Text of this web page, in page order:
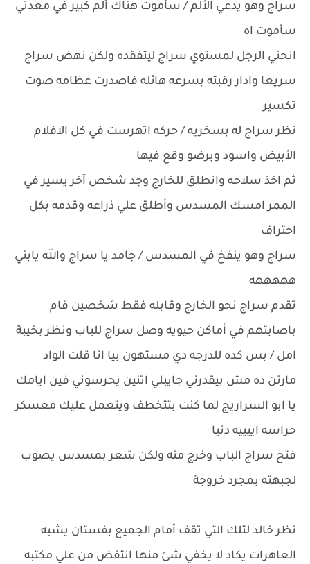
سراج وهو يدعي الألم / سأموت هناك ألم كبير في معدتي
سأموت اه
انحني الرجل لمستوي سراج ليتفقده ولكن نهض سراج
سريعا وادار رقبته بسرعه هائله فاصدرت عظامه صوت
تكسير
نظر سراج له بسخريه / حركه اتهرست في كل الافلام
الأبيض واسود وبرضو وقع فيها
ثم اخذ سلاحه وانطلق للخارج وجد شخص آخر يسير في
الممر امسك المسدس وأطلق علي ذراعه وقدمه بكل
احتراف
سراج وهو ينفخ في المسدس / جامد يا سراج والله يابني
هههههه
تقدم سراج نحو الخارج وقابله فقط شخصين قام
باصابتهم في أماكن حيويه وصل سراج للباب ونظر بخيبة
امل / بس كده للدرجه دي مستهون بيا انا قلت الواد
مارتن ده مش بيقدرني جايبلي اتنين يحرسوني فين ايامك
يا ابو السراريج لما كنت بتتخطف ويتعمل عليك معسكر
حراسه اييييه دنيا
فتح سراج الباب وخرج منه ولكن شعر بمسدس يصوب
لجبهته بمجرد خروجة
نظر خالد لتلك التي تقف أمام الجميع بفستان يشبه
العاهرات يكاد لا يخفي شئ منها انتفض من علي مكتبه